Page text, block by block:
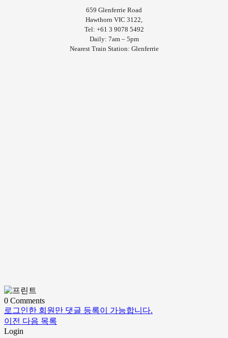
659 Glenferrie Road
Hawthorn VIC 3122,
Tel: +61 3 9078 5492
Daily: 7am – 5pm
Nearest Train Station: Glenferrie
0 Comments
로그인한 회원만 댓글 등록이 가능합니다.
이전 다음 목록
Login